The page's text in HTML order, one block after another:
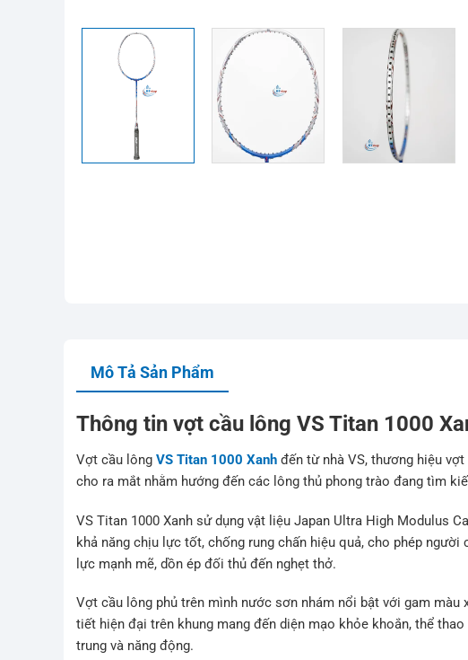
Mô Tả Sản Phẩm
Thông tin vợt cầu lông VS Titan 1000
Vợt cầu lôngVS Titan 1000 Xanh đến từ nhà VS, thương hiệu
cho ra mắt nhằm hướng đến các lông thủ phong trào đang tìm
VS Titan 1000 Xanh sử dụng vật liệu Japan Ultra High Modulus
khả năng chịu lực tốt, chống rung chấn hiệu quả, cho phép
lực mạnh mẽ, dồn ép đối thủ đến nghẹt thở.
Vợt cầu lông phủ trên mình nước sơn nhám nổi bật với gam màu
tiết hiện đại trên khung mang đến diện mạo khỏe khoắn, thể
trung và năng động.